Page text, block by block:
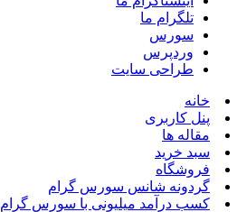
تلگرام ما
سورس
وردپرس
طراحی سایت
خانه
پنل کاربری
مقاله ها
سبد خرید
فروشگاه
گردونه شانس سورس گرام
کسب درآمد میلیونی با سورس گرام